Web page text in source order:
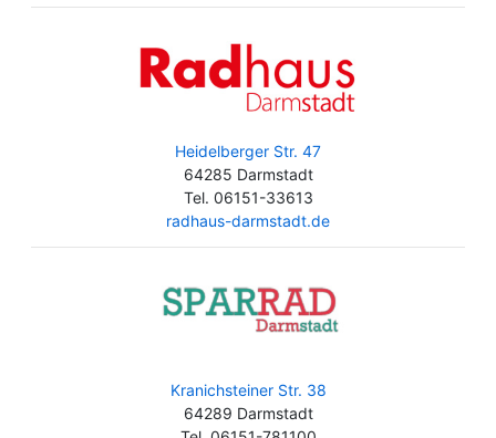
Heidelberger Str. 47
64285 Darmstadt
Tel. 06151-33613
radhaus-darmstadt.de
Kranichsteiner Str. 38
64289 Darmstadt